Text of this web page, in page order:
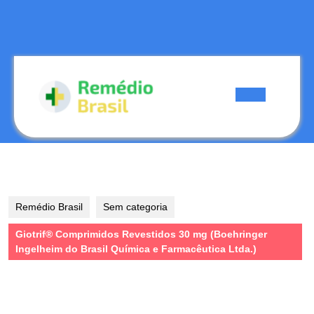
Remédio Brasil Sem categoria
Giotrif® Comprimidos Revestidos 30 mg (Boehringer
Ingelheim do Brasil Química e Farmacêutica Ltda.)